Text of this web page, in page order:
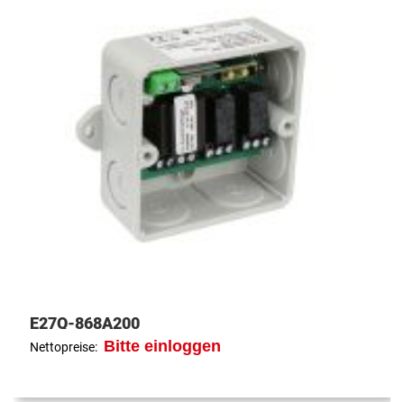
E27Q-868A200
Nettopreise: Bitte einloggen